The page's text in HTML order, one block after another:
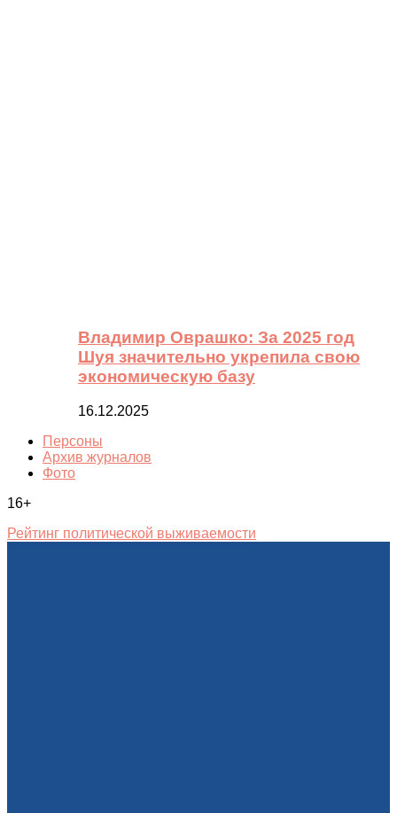
Владимир Оврашко: За 2025 год
Шуя значительно укрепила свою
экономическую базу
16.12.2025
Персоны
Архив журналов
Фото
16+
Рейтинг политической выживаемости